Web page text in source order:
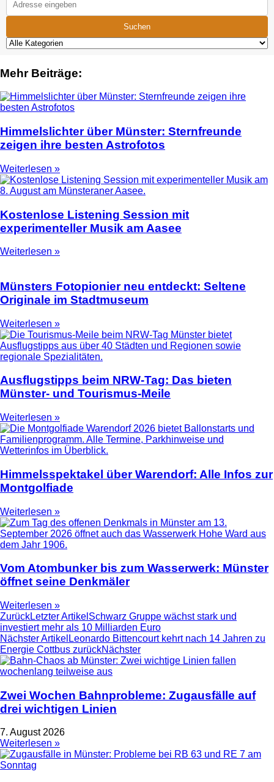
Suchen
Mehr Beiträge:
Himmelslichter über Münster: Sternfreunde
zeigen ihre besten Astrofotos
Weiterlesen »
Kostenlose Listening Session mit
experimenteller Musik am Aasee
Weiterlesen »
Münsters Fotopionier neu entdeckt: Seltene
Originale im Stadtmuseum
Weiterlesen »
Ausflugstipps beim NRW-Tag: Das bieten
Münster- und Tourismus-Meile
Weiterlesen »
Himmelsspektakel über Warendorf: Alle Infos zur
Montgolfiade
Weiterlesen »
Vom Atombunker bis zum Wasserwerk: Münster
öffnet seine Denkmäler
Weiterlesen »
ZurückLetzter Artikel Schwarz Gruppe wächst stark und
investiert mehr als 10 Milliarden Euro
Nächster Artikel Leonardo Bittencourt kehrt nach 14 Jahren zu
Energie Cottbus zurückNächster
Zwei Wochen Bahnprobleme: Zugausfälle auf
drei wichtigen Linien
7. August 2026
Weiterlesen »